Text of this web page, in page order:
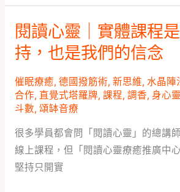
採
訪
側
拍
閱讀心靈｜實體課程
持，也是我們的信念
催眠療癒, 德國撥筋術, 新思維, 水晶陣
合作, 直覺式塔羅牌, 課程, 調香, 身心
斗數, 頌缽音療
很多學員都會問「閱讀心靈」的總講
線上課程，但「閱讀心靈療癒推廣中
堅持只開實
閱
讀
心
靈
｜
實
體
課
程